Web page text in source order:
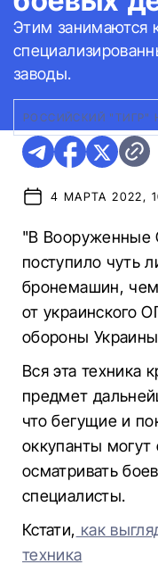
Этим занимаются
заводы.
РОССИЙСКИЙ
4 МАРТА 2022,
"В Вооруженные
поступило чуть
бронемашин, чем
от украинского
обороны
Вся эта техника
предмет
что бегущие и
оккупанты
осматривать
специалисты.
Кстати, как
техника